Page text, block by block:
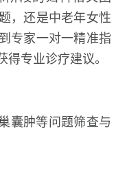
，还是中老年女性
专家一对一精准指
专业诊疗建议。
囊肿等问题筛查与